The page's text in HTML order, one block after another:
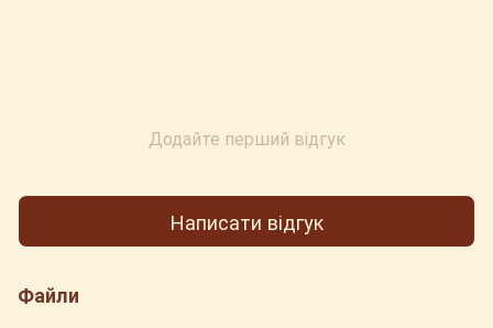
Додайте перший відгук
Написати відгук
Файли